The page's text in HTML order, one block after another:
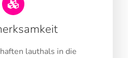
lauthals in die